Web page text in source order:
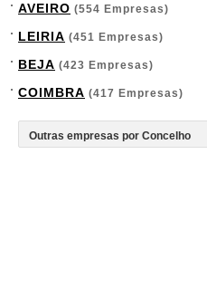
AVEIRO (554 Empresas)
LEIRIA (451 Empresas)
BEJA (423 Empresas)
COIMBRA (417 Empresas)